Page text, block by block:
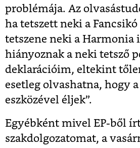
problémája. Az
ha tetszett neki a
tetszene neki a Harmonia
hiányoznak a neki tetsző
deklarációim, eltekint
esetleg olvashatna, hogy
eszközével éljek”.
Egyébként mivel EP-ből
szakdolgozatomat, a